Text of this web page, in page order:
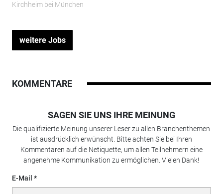
Kirchheim bei München
weitere Jobs
KOMMENTARE
SAGEN SIE UNS IHRE MEINUNG
Die qualifizierte Meinung unserer Leser zu allen Branchenthemen
ist ausdrücklich erwünscht. Bitte achten Sie bei Ihren
Kommentaren auf die Netiquette, um allen Teilnehmern eine
angenehme Kommunikation zu ermöglichen. Vielen Dank!
E-Mail